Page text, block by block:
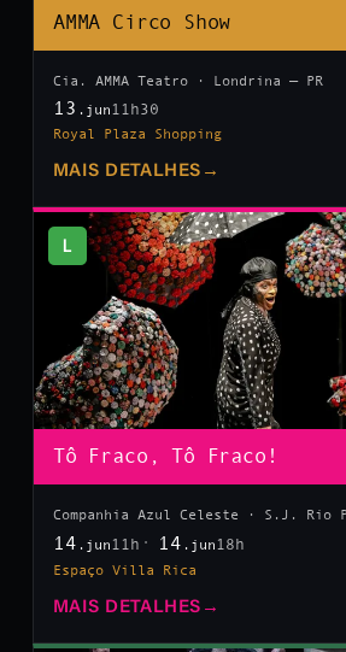
AMMA Circo Show
Cia. AMMA Teatro · Londrina — PR
13 .jun 11h30
Royal Plaza Shopping
MAIS DETALHES →
L
Tô Fraco, Tô Fraco!
Companhia Azul Celeste · S.J. Rio
14 .jun 11h 14 .jun 18h
Espaço Villa Rica
MAIS DETALHES →